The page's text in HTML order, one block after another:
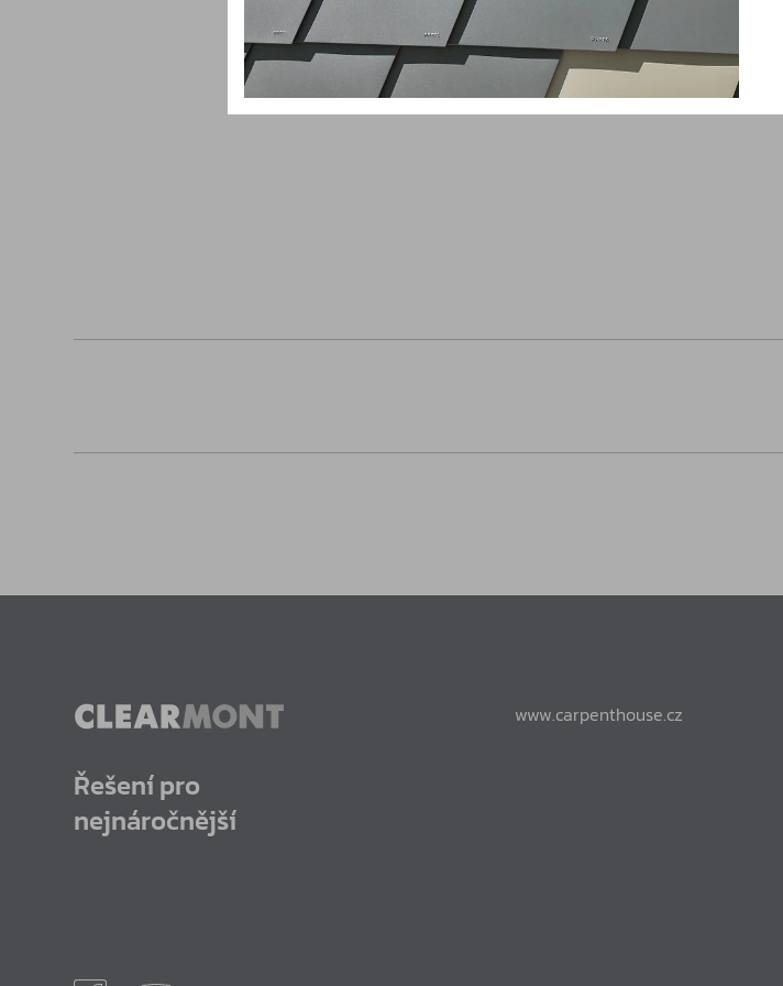
Řešení pro
nejnáročnější
www.carpenthouse.cz